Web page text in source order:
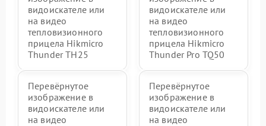
видоискателе или
на видео
тепловизионного
прицела Hikmicro
Thunder TH25
видоискателе или
на видео
тепловизионного
прицела Hikmicro
Thunder Pro TQ50
Перевёрнутое
изображение в
видоискателе или
на видео
Перевёрнутое
изображение в
видоискателе или
на видео